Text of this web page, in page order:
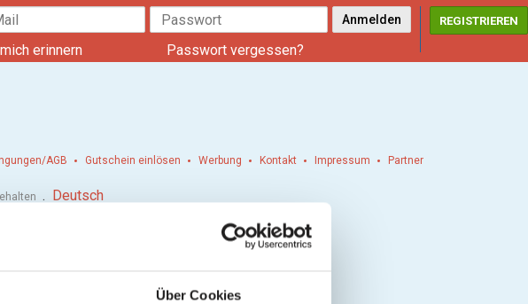
Über Cookies
erinnern Passwort vergessen?
REGISTRIEREN
AGB Gutschein einlösen Werbung Kontakt Impressum Partner
. Deutsch